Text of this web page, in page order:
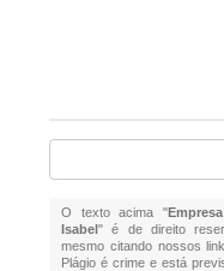
O texto acima "
Isabel" é de direito
mesmo citando nossos
Plágio é crime e está